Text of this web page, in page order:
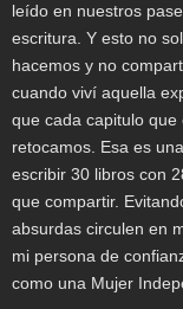
leído en nuestros
escritura. Y esto no
hacemos y no
cuando viví aquella
que cada capitulo
retocamos. Esa es
escribir 30 libros con
que compartir.
absurdas circulen en
mi persona de
como una Mujer